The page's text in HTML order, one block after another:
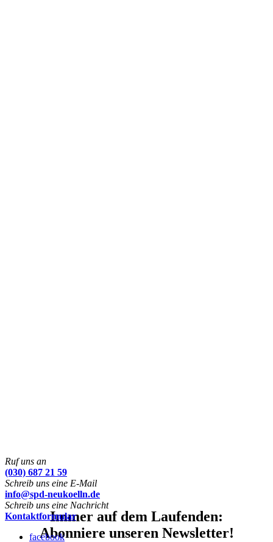
Immer auf dem Laufenden:
Abonniere unseren Newsletter!
Ruf uns an
(030) 687 21 59
Schreib uns eine E-Mail
info@spd-neukoelln.de
Schreib uns eine Nachricht
Kontaktformular
facebook